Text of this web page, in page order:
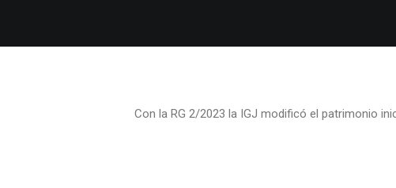
Con la RG 2/2023 la IGJ modificó el patrimonio